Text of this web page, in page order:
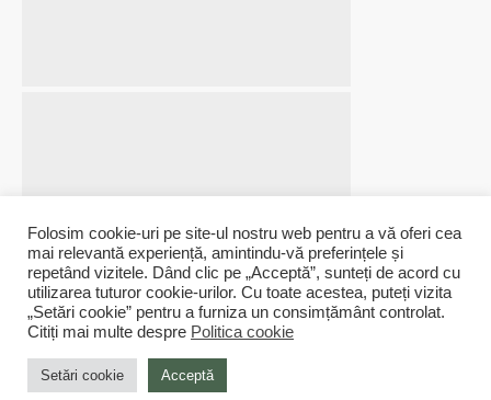
Livrare prin curier
Produsele tale vor ajunge in cel
mai scurt timp
Retur rapid
Returnezi rapid produsele
nepersonalizate
Devino membru
© ESTEEPAPER | All rights reserved. Created by
Folosim cookie-uri pe site-ul nostru web pentru a vă oferi cea
mai relevantă experiență, amintindu-vă preferințele și
repetând vizitele. Dând clic pe „Acceptă”, sunteți de acord cu
utilizarea tuturor cookie-urilor. Cu toate acestea, puteți vizita
„Setări cookie” pentru a furniza un consimțământ controlat.
Citiți mai multe despre Politica cookie
Setări cookie Acceptă